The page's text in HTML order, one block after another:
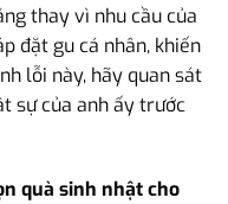
thay vì nhu cầu của
đặt gu cá nhân, khiến
lỗi này, hãy quan sát
sự của anh ấy trước
quà sinh nhật cho